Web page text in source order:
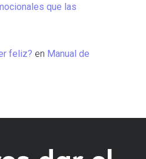
que las
feliz? en Manual de